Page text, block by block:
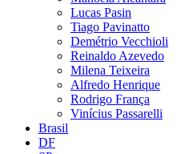
Lucas Pasin
Tiago Pavinatto
Demétrio Vecchioli
Reinaldo Azevedo
Milena Teixeira
Alfredo Henrique
Rodrigo França
Vinícius Passarelli
Brasil
DF